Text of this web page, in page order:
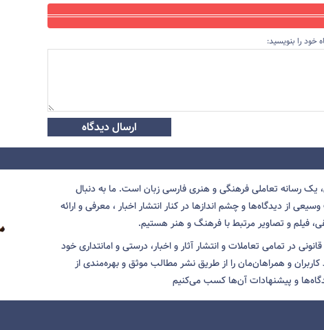
خود را بنویسید:
ارسال دیدگاه
یک رسانه تعاملی فرهنگی و هنری فارسی زبان است. ما به دنبال
از دیدگاه‌ها و چشم انداز‌ها در کنار انتشار اخبار ، معرفی و ارائه
فیلم و تصاویر مرتبط با فرهنگ و هنر هستیم.
در تمامی تعاملات و انتشار آثار و اخبار، درستی و امانتداری خود
کاربران و همراهان‌مان را از طریق نشر مطالب موثق و بهره‌مندی از
و پیشنهادات آن‌ها کسب می‌کنیم